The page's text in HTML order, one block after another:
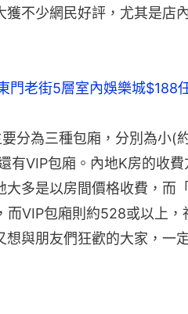
獲不少網民好評，尤其是店
門老街5層室內娛樂城$188
要分為三種包廂，分別為小
有VIP包廂。內地K房的收
大多是以房間價格收費，而
而VIP包廂則約528或以上，
想與朋友們狂歡的大家，一